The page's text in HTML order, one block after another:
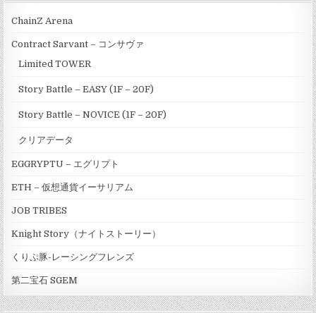
ChainZ Arena
Contract Sarvant – コンサヴァ
Limited TOWER
Story Battle – EASY (1F – 20F)
Story Battle – NOVICE (1F – 20F)
クリアデータ
EGGRYPTU – エグリプト
ETH – 仮想通貨イーサリアム
JOB TRIBES
Knight Story（ナイトストーリー）
くりぷ豚-レーシングフレンズ
第二宝石 SGEM